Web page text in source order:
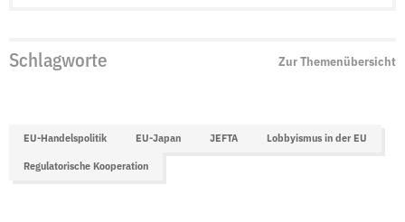
Schlagworte Zur Themenübersicht
EU-Handelspolitik EU-Japan JEFTA Lobbyismus in der EU
Regulatorische Kooperation